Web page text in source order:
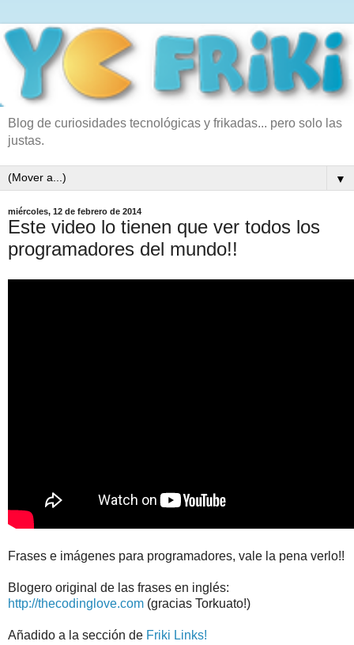
Blog de curiosidades tecnológicas y frikadas... pero solo las
justas.
▼
miércoles, 12 de febrero de 2014
Este video lo tienen que ver todos los
programadores del mundo!!
Frases e imágenes para programadores, vale la pena verlo!!
Blogero original de las frases en inglés:
http://thecodinglove.com (gracias Torkuato!)
Añadido a la sección de Friki Links!